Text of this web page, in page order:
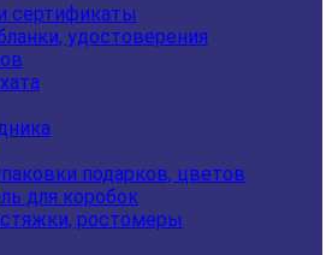
сертификаты
удостоверения
подарков, цветов
для коробок
ростомеры